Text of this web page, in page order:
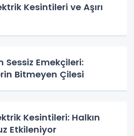
Kesintileri ve Aşırı
Sessiz Emekçileri:
Bitmeyen Çilesi
Kesintileri: Halkın
Etkileniyor